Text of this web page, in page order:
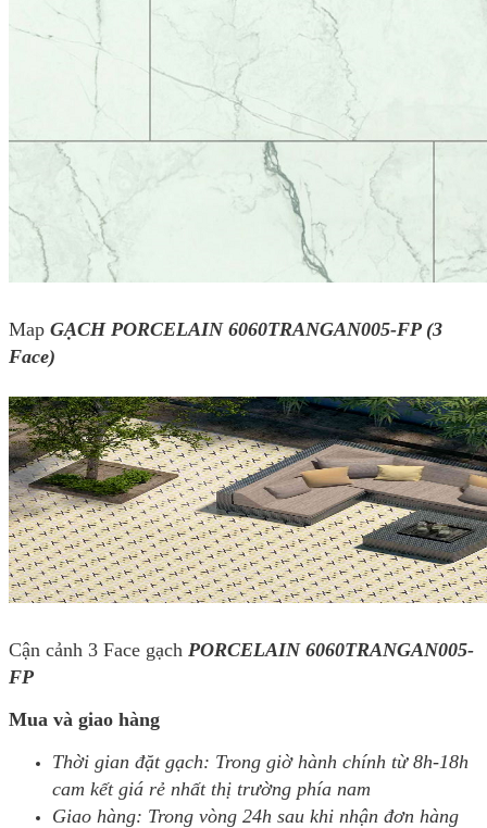
Map GẠCH PORCELAIN 6060TRANGAN005-FP (3
Face)
Cận cảnh 3 Face gạch PORCELAIN 6060TRANGAN005-
FP
Mua và giao hàng
Thời gian đặt gạch: Trong giờ hành chính từ 8h-18h
cam kết giá rẻ nhất thị trường phía nam
Giao hàng: Trong vòng 24h sau khi nhận đơn hàng